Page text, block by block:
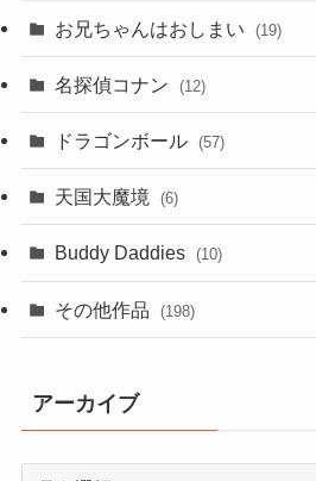
お兄ちゃんはおしまい (19)
名探偵コナン (12)
ドラゴンボール (57)
天国大魔境 (6)
Buddy Daddies (10)
その他作品 (198)
アーカイブ